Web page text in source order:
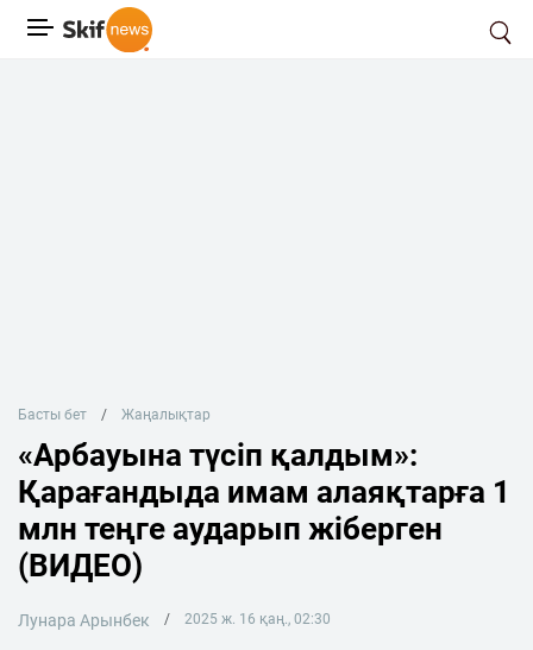
Басты бет Жаңалықтар
«Арбауына түсіп қалдым»:
Қарағандыда имам алаяқтарға 1
млн теңге аударып жіберген
(ВИДЕО)
Лунара Арынбек 2025 ж. 16 қаң., 02:30